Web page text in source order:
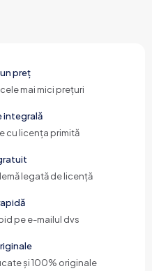
preț
mai mici prețuri
integrală
cu licența primită
legată de licență
pe e-mailul dvs
și 100% originale